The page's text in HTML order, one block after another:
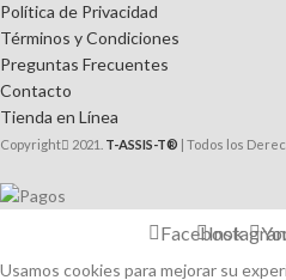
Política de Privacidad
Términos y Condiciones
Preguntas Frecuentes
Contacto
Tienda en Línea
Copyright 2021. T-ASSIS-T® | Todos los
Facebook
Usamos cookies para mejorar su